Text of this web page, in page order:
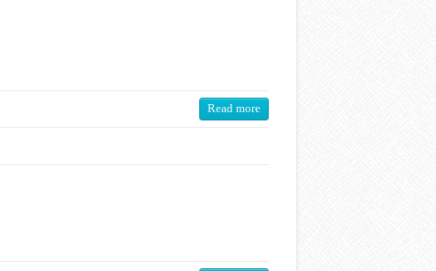
Read more